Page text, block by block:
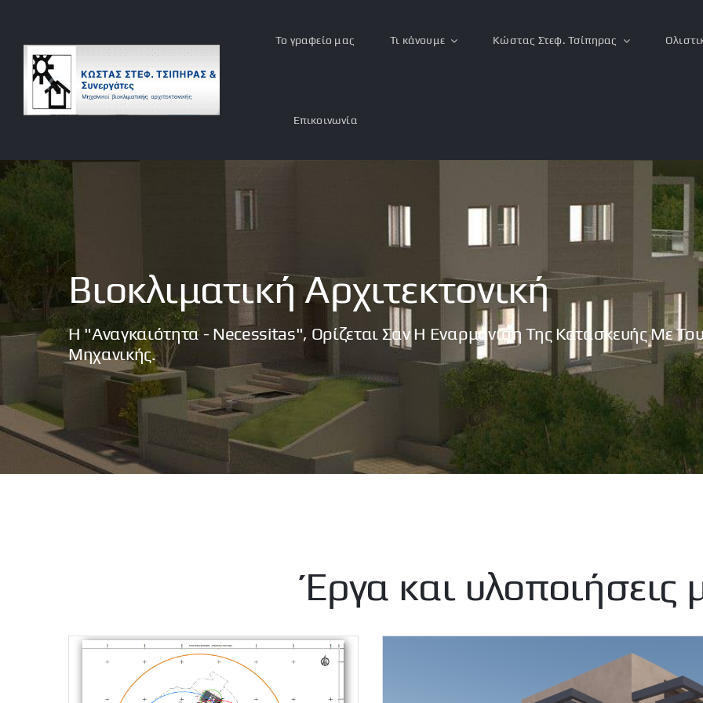
περιεχόμενο
Το γραφείο μας Τι κάνουμε Κώστας Στεφ. Τσίπηρας
Επικοινωνία
Βιοκλιματική Αρχιτεκτονική
Η "αναγκαιότητα - Necessitas", Ορίζεται Σαν Η Εναρμόνιση Της Κατασκευής Με
Μηχανικής.
Έργα και υλοποιήσεις